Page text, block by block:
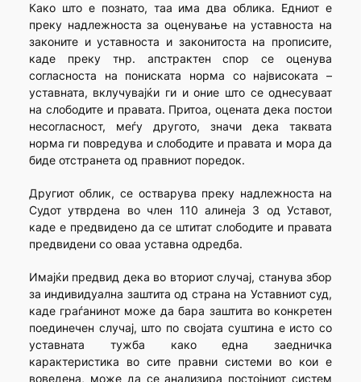
Како што е познато, таа има два облика. Едниот е
преку надлежноста за оценување на уставноста на
законите и уставноста и законитоста на прописите,
каде преку тнр. апстрактен спор се оценува
согласноста на пониската норма со највисоката –
уставната, вклучувајќи ги и оние што се однесуваат
на слободите и правата. Притоа, оцената дека постои
несогласност, меѓу другото, значи дека таквата
норма ги повредува и слободите и правата и мора да
биде отстранета од правниот поредок.
Другиот облик, се остварува преку надлежноста на
Судот утврдена во член 110 алинеја 3 од Уставот,
каде е предвидено да се штитат слободите и правата
предвидени со оваа уставна одредба.
Имајќи предвид дека во вториот случај, станува збор
за индивидуална заштита од страна на Уставниот суд,
каде граѓанинот може да бара заштита во конкретен
поединечен случај, што по својата суштина е исто со
уставната тужба како една заедничка
карактеристика во сите правни системи во кои е
воведена, може да се анализира постојниот систем